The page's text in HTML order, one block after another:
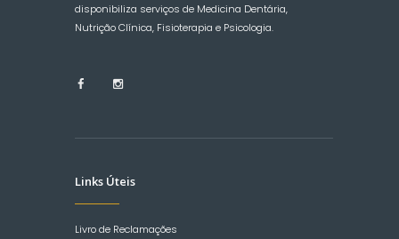
disponibiliza serviços de Medicina Dentária,
Nutrição Clínica, Fisioterapia e Psicologia.
Links Úteis
Livro de Reclamações